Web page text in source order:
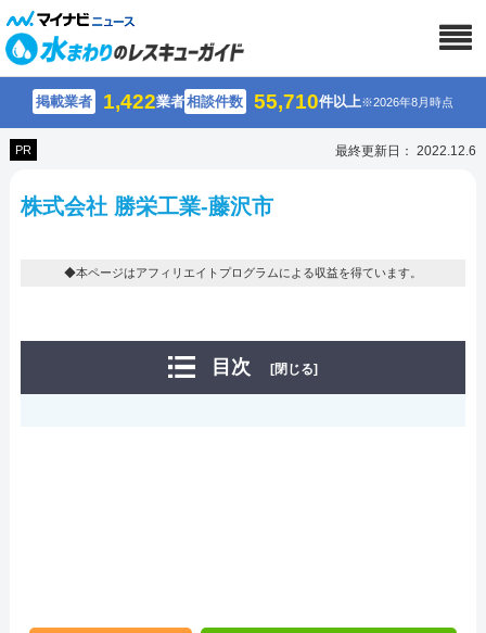
掲載業者 1,422業者相談件数 55,710件以上※2026年8月時点
PR 最終更新日： 2022.12.6
株式会社 勝栄工業-藤沢市
◆本ページはアフィリエイトプログラムによる収益を得ています。
目次 [閉じる]